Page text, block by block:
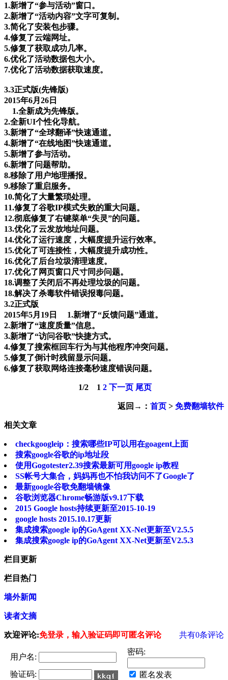
1.新增了“参与活动”窗口。
2.新增了“活动内容”文字可复制。
3.简化了安装包步骤。
4.修复了云端网址。
5.修复了获取成功几率。
6.优化了活动数据包大小。
7.优化了活动数据获取速度。
3.3正式版(先锋版)
2015年6月26日
1.全新成为先锋版。
2.全新UI个性化导航。
3.新增了“全球翻译”快速通道。
4.新增了“在线地图”快速通道。
5.新增了参与活动。
6.新增了问题帮助。
8.移除了用户地理播报。
9.移除了重启服务。
10.简化了大量繁琐处理。
11.修复了谷歌IP模式失败的重大问题。
12.彻底修复了右键菜单“失灵”的问题。
13.优化了云发放地址问题。
14.优化了运行速度，大幅度提升运行效率。
15.优化了可连接性，大幅度提升成功性。
16.优化了后台垃圾清理速度。
17.优化了网页窗口尺寸同步问题。
18.调整了关闭后不再处理垃圾的问题。
18.解决了杀毒软件错误报毒问题。
3.2正式版
2015年5月19日 1.新增了“反馈问题”通道。
2.新增了“速度质量”信息。
3.新增了“访问谷歌”快捷方式。
4.修复了搜索框回车行为与其他程序冲突问题。
5.修复了倒计时残留显示问题。
6.修复了获取网络连接毫秒速度错误问题。
1/2 1 2 下一页 尾页
返回→： 首页 > 免费翻墙软件
相关文章
checkgoogleip：搜索哪些IP可以用在goagent上面
搜索google谷歌的ip地址段
使用Gogotester2.39搜索最新可用google ip教程
SS帐号大集合，妈妈再也不怕我访问不了Google了
最新google谷歌免翻墙镜像
谷歌浏览器Chrome畅游版v9.17下载
2015 Google hosts持续更新至2015-10-19
google hosts 2015.10.17更新
集成搜索google ip的GoAgent XX-Net更新至V2.5.5
集成搜索google ip的GoAgent XX-Net更新至V2.5.3
栏目更新
栏目热门
墙外新闻
读者文摘
欢迎评论:免登录，输入验证码即可匿名评论 共有0条评论
用户名:
密码:
验证码: 匿名发表